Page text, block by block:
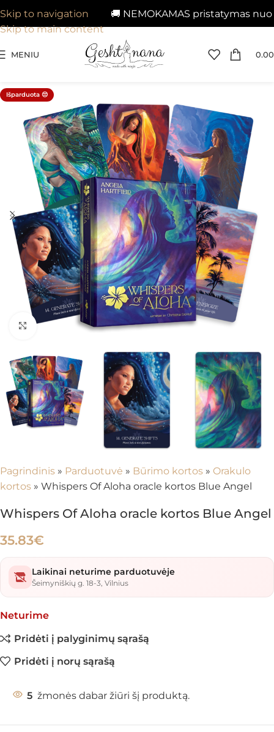
🚚 NEMOKAMAS pristatymas nuo
Skip to navigation
Skip to main content
MENIU 0.00
Išparduota 😔
Spustelėkite, kad padidintumėte
Pagrindinis » Parduotuvė » Būrimo kortos » Orakulo
kortos » Whispers Of Aloha oracle kortos Blue Angel
Whispers Of Aloha oracle kortos Blue Angel
35.83€
Laikinai neturime parduotuvėje
Šeimyniškių g. 18-3, Vilnius
Neturime
Pridėti į palyginimų sąrašą
Pridėti į norų sąrašą
5 žmonės dabar žiūri šį produktą.